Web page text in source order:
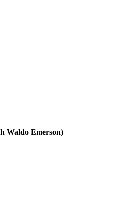
Waldo Emerson)